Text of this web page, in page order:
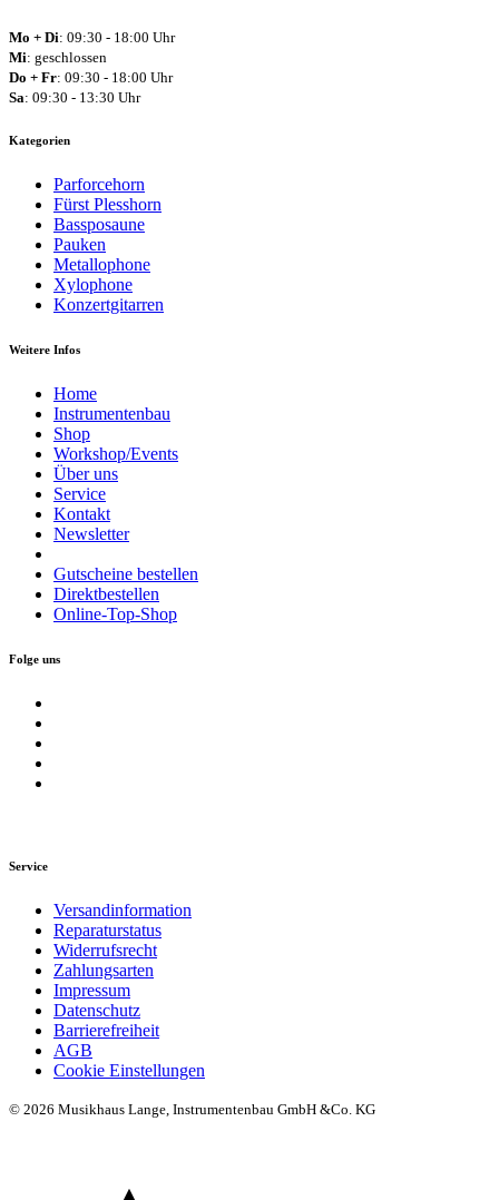
Mo + Di: 09:30 - 18:00 Uhr
Mi: geschlossen
Do + Fr: 09:30 - 18:00 Uhr
Sa: 09:30 - 13:30 Uhr
Kategorien
Parforcehorn
Fürst Plesshorn
Bassposaune
Pauken
Metallophone
Xylophone
Konzertgitarren
Weitere Infos
Home
Instrumentenbau
Shop
Workshop/Events
Über uns
Service
Kontakt
Newsletter
Gutscheine bestellen
Direktbestellen
Online-Top-Shop
Folge uns
Service
Versandinformation
Reparaturstatus
Widerrufsrecht
Zahlungsarten
Impressum
Datenschutz
Barrierefreiheit
AGB
Cookie Einstellungen
© 2026 Musikhaus Lange, Instrumentenbau GmbH &Co. KG